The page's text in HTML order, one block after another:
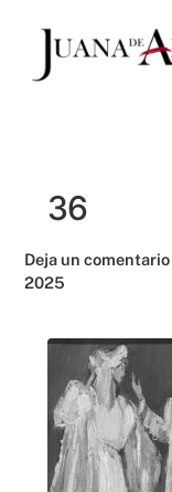
36
Deja un comentario
2025